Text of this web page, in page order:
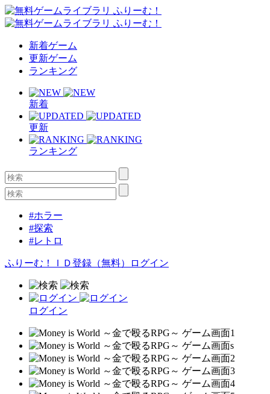
新着ゲーム
更新ゲーム
ランキング
新着
更新
ランキング
#ホラー
#探索
#レトロ
ふりーむ！ＩＤ登録（無料） ログイン
ログイン